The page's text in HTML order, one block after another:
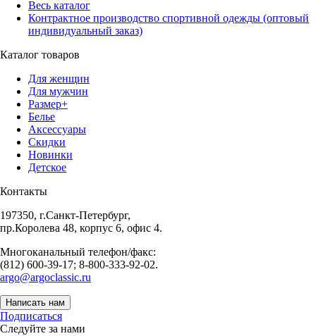
Весь каталог
Контрактное производство спортивной одежды (оптовый
индивидуальный заказ)
Каталог товаров
Для женщин
Для мужчин
Размер+
Белье
Аксессуары
Скидки
Новинки
Детское
Контакты
197350, г.Санкт-Петербург,
пр.Королева 48, корпус 6, офис 4.
Многоканальный телефон/факс:
(812) 600-39-17; 8-800-333-92-02.
argo@argoclassic.ru
Написать нам
Подписаться
Следуйте за нами